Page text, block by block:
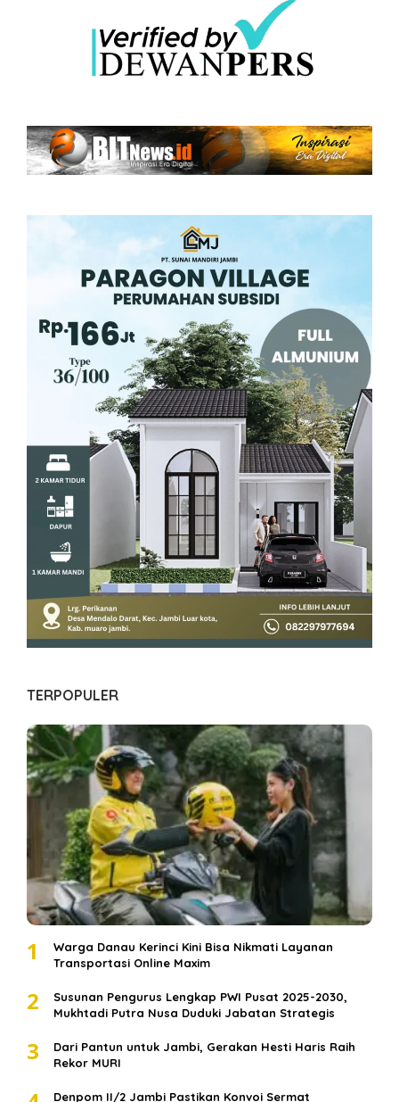
TERPOPULER
1
Warga Danau Kerinci Kini Bisa Nikmati Layanan
Transportasi Online Maxim
2
Susunan Pengurus Lengkap PWI Pusat 2025-2030,
Mukhtadi Putra Nusa Duduki Jabatan Strategis
3
Dari Pantun untuk Jambi, Gerakan Hesti Haris Raih
Rekor MURI
Denpom II/2 Jambi Pastikan Konvoi Sermat